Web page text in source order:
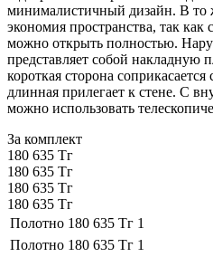
минималистичный дизайн. В то
экономия пространства, так
можно открыть полностью.
представляет собой накладную
короткая сторона
длинная прилегает к стене. С
можно использовать
За комплект
180 635 Тг
180 635 Тг
180 635 Тг
180 635 Тг
Полотно 180 635 Тг 1
Полотно 180 635 Тг 1